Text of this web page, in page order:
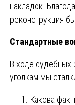
накладок.
реконструкция
Стандартные
В ходе судебных
уголкам мы
Какова